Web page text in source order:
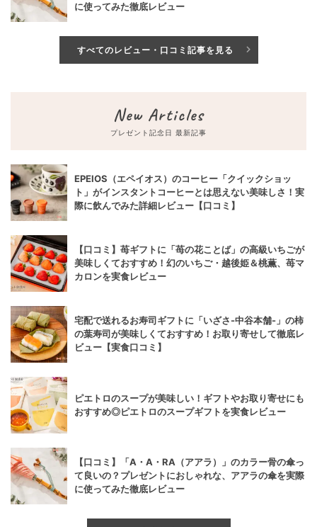
に使ってみた徹底レビュー
すべてのレビュー・口コミ記事を見る
プレゼント記念日 最新記事
New Articles
EPEIOS（エペイオス）のコーヒー「クイックショッ
ト」がインスタントコーヒーとは思えない美味しさ！実
際に飲んでみた詳細レビュー【口コミ】
【口コミ】苺ギフトに「苺の花ことば」の高級いちごが
美味しくておすすめ！幻のいちご・越後姫＆桃薫、苺マ
カロンを実食レビュー
宅配で送れるお寿司ギフトに「いざさ-中谷本舗-」の柿
の葉寿司が美味しくておすすめ！お取り寄せして徹底レ
ビュー【実食口コミ】
ピエトロのスープが美味しい！ギフトやお取り寄せにも
おすすめ◎ピエトロのスープギフトを実食レビュー
【口コミ】「A・A・RA（アアラ）」のカラー骨の傘っ
て良いの？プレゼントにおしゃれな、アアラの傘を実際
に使ってみた徹底レビュー